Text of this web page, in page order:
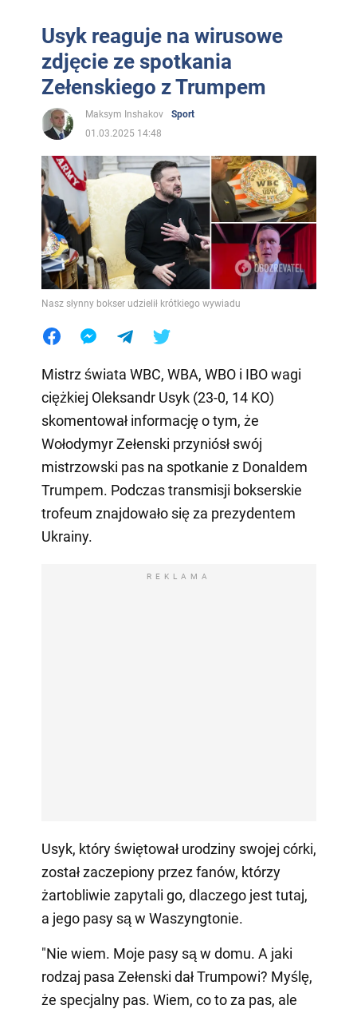
Usyk reaguje na wirusowe
zdjęcie ze spotkania
Zełenskiego z Trumpem
Maksym Inshakov
Sport
01.03.2025 14:48
Nasz słynny bokser udzielił krótkiego wywiadu
Mistrz świata WBC, WBA, WBO i IBO wagi
ciężkiej Oleksandr Usyk (23-0, 14 KO)
skomentował informację o tym, że
Wołodymyr Zełenski przyniósł swój
mistrzowski pas na spotkanie z Donaldem
Trumpem. Podczas transmisji bokserskie
trofeum znajdowało się za prezydentem
Ukrainy.
REKLAMA
Usyk, który świętował urodziny swojej córki,
został zaczepiony przez fanów, którzy
żartobliwie zapytali go, dlaczego jest tutaj,
a jego pasy są w Waszyngtonie.
"Nie wiem. Moje pasy są w domu. A jaki
rodzaj pasa Zełenski dał Trumpowi? Myślę,
że specjalny pas. Wiem, co to za pas, ale